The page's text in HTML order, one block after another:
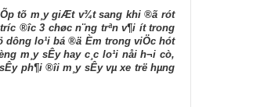
tõ m¸y giÆt v¾t sang khi ®ã rót
®­îc 3 chøc n¨ng trªn v¶i ­ít trong
dông lo¹i bá ®ä Èm trong viÖc hót
m¸y sÊy hay c¸c lo¹i nåi h¬i cò,
ph¶i ®îi m¸y sÊy vµ xe trë hµng